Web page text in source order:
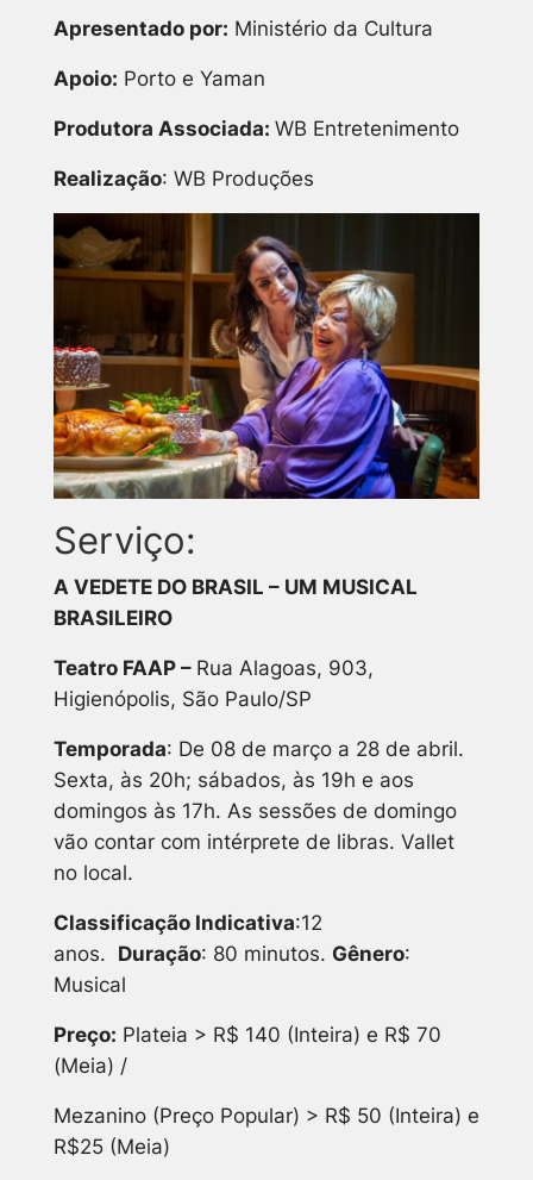
Apresentado por: Ministério da Cultura
Apoio: Porto e Yaman
Produtora Associada: WB Entretenimento
Realização: WB Produções
Serviço:
A VEDETE DO BRASIL – UM MUSICAL
BRASILEIRO
Teatro FAAP – Rua Alagoas, 903,
Higienópolis, São Paulo/SP
Temporada: De 08 de março a 28 de abril.
Sexta, às 20h; sábados, às 19h e aos
domingos às 17h. As sessões de domingo
vão contar com intérprete de libras. Vallet
no local.
Classificação Indicativa:12
anos. Duração: 80 minutos. Gênero:
Musical
Preço: Plateia > R$ 140 (Inteira) e R$ 70
(Meia) /
Mezanino (Preço Popular) > R$ 50 (Inteira) e
R$25 (Meia)